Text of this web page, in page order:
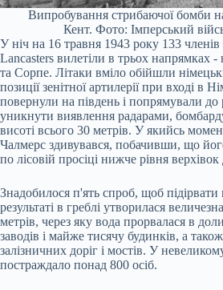
Випробування стрибаючої бомби
Кент. Фото: Імперський
У ніч на 16 травня 1943 року 133 членів
Lancasters вилетіли в трьох напрямках
та Сорпе. Літаки вміло обійшли німецькі
позиції зенітної артилерії при вході в
повернули на південь і попрямували
уникнути виявлення радарами,
висоті всього 30 метрів. У якийсь
Чалмерс здивувався, побачивши, що
по лісовій просіці нижче рівня верхівок
Знадобилося п'ять спроб, щоб
результаті в греблі утворилася
метрів, через яку вода прорвалася в
заводів і майже тисячу будинків, а
залізничних доріг і мостів. У
постраждало понад 800 осіб.